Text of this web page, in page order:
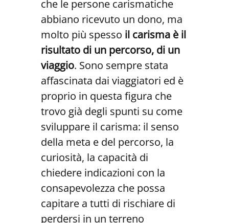
che le persone carismatiche
abbiano ricevuto un dono, ma
molto più spesso il carisma è il
risultato di un percorso, di un
viaggio. Sono sempre stata
affascinata dai viaggiatori ed è
proprio in questa figura che
trovo già degli spunti su come
sviluppare il carisma: il senso
della meta e del percorso, la
curiosità, la capacità di
chiedere indicazioni con la
consapevolezza che possa
capitare a tutti di rischiare di
perdersi in un terreno